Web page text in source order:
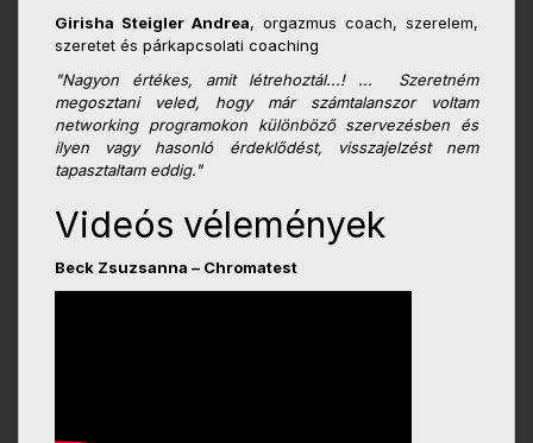
Girisha Steigler Andrea, orgazmus coach, szerelem,
szeretet és párkapcsolati coaching
"Nagyon értékes, amit létrehoztál...! ... Szeretném
megosztani veled, hogy már számtalanszor voltam
networking programokon különböző szervezésben és
ilyen vagy hasonló érdeklődést, visszajelzést nem
tapasztaltam eddig."
Videós vélemények
Beck Zsuzsanna – Chromatest